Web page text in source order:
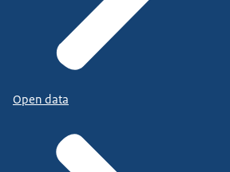
Open data